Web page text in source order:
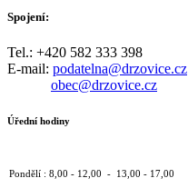
Spojení:
Tel.: +420 582 333 398
E-mail: podatelna@drzovice.cz
obec@drzovice.cz
Úřední hodiny
Pondělí : 8,00 - 12,00 - 13,00 - 17,00